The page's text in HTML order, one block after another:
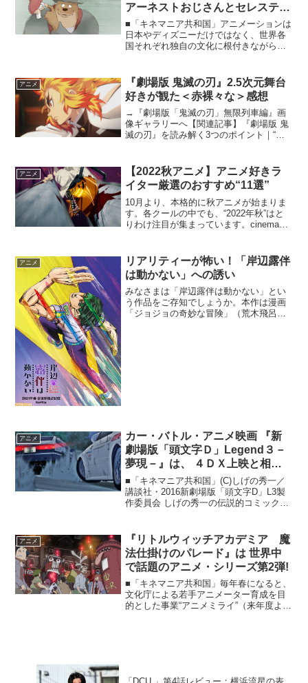
アーネストおじさんとセレスティ
ーヌ』
■「キネマニア共和国」アニメーションは
日本やディズニーだけではなく、世界各
国それぞれ独自の文化に根付きながら製
映画街 vol.17》『くまのアーネストおじ
さんとセレステ...
アニメ
『劇場版 鬼滅の刃』2.5次元舞台
好きが観た＜赤裸々な＞感想
→『劇場版「鬼滅の刃」無限列車編』画
像ギャラリーへ【関連記事】『劇場版 鬼
滅の刃』を読み解く3つのポイント｜“完
「鬼滅の刃」と出会ったのは、2020年1
月。すでに社会...
アニメ
【2022秋アニメ】アニメ好きラ
イター厳選のおすすめ“11選”
10月より、本格的に秋アニメが始まりま
す。各クールの中でも、“2022年秋”はと
りわけ注目が集まっています。cinemas
目作を厳選して11作品紹介します。ア...
アニメ
リアリティーが怖い！「岸辺露伴
は動かない」への誘い
みなさまは「岸辺露伴は動かない」とい
う作品をご存知でしょうか。本作は漫画
「ジョジョの奇妙な冒険」（荒木飛呂彦
アニメ
カー・バトル・アニメ映画 『新
劇場版「頭文字Ｄ」Legend３－
夢現－』は、 ４ＤＸ上映と相性
がいい！
■「キネマニア共和国」(C)しげの秀一／
講談社・2016新劇場版「頭文字D」L3製
作委員会 しげの秀一の伝説的コミックを
Ｄ』３部作の完結編『Legend3―夢現
―』が完...
アニメ
『リトルウィッチアカデミア 魔
法仕掛けのパレード』は 世界中
で話題のアニメ・シリーズ第2弾!
■「キネマニア共和国」毎年春になると、
文化庁による若手アニメーター育成を目
的とした事業“アニメミライ”（来年度よ